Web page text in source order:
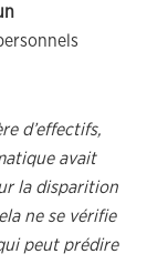
d’effectifs,
avait
la disparition
ne se vérifie
peut prédire